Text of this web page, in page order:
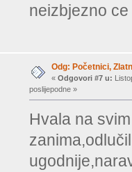
neizbjezno
Odg: Početnici,
« Odgovori #7 u:
poslijepodne »
Hvala na